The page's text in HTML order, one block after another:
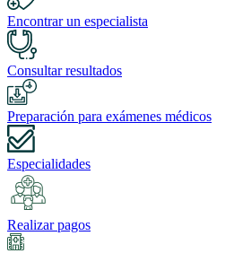
Encontrar un especialista
Consultar resultados
Preparación para exámenes médicos
Especialidades
Realizar pagos